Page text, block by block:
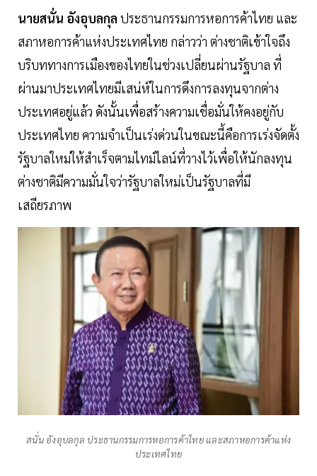
นายสนั่น อังอุบลกุล ประธานกรรมการหอการค้าไทย และ
สภาหอการค้าแห่งประเทศไทย กล่าวว่า ต่างชาติเข้าใจถึง
บริบททางการเมืองของไทยในช่วงเปลี่ยนผ่านรัฐบาล ที่
ผ่านมาประเทศไทยมีเสน่ห์ในการดึงการลงทุนจากต่าง
ประเทศอยู่แล้ว ดังนั้นเพื่อสร้างความเชื่อมั่นให้คงอยู่กับ
ประเทศไทย ความจำเป็นเร่งด่วนในขณะนี้คือการเร่งจัดตั้ง
รัฐบาลใหม่ให้สำเร็จตามไทม์ไลน์ที่วางไว้เพื่อให้นักลงทุน
ต่างชาติมีความมั่นใจว่ารัฐบาลใหม่เป็นรัฐบาลที่มี
เสถียรภาพ
สนั่น อังอุบลกุล ประธานกรรมการหอการค้าไทย และสภาหอการค้าแห่ง
ประเทศไทย